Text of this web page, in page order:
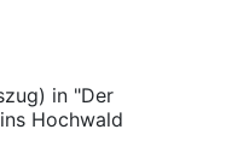
in "Der
Hochwald